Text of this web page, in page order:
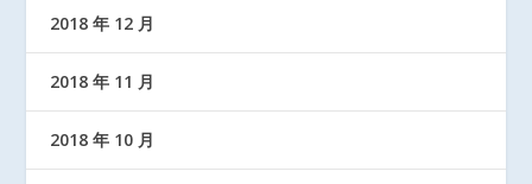
2018 年 12 月
2018 年 11 月
2018 年 10 月